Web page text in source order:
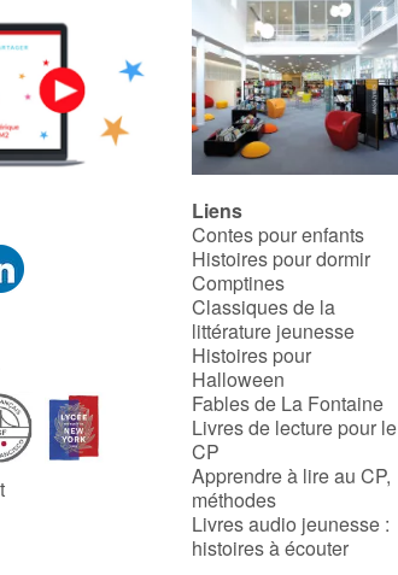
Liens
Contes pour enfants
Histoires pour dormir
Comptines
Classiques de la
littérature jeunesse
Histoires pour
Halloween
Fables de La Fontaine
Livres de lecture pour le
CP
Apprendre à lire au CP,
méthodes
Livres audio jeunesse :
histoires à écouter